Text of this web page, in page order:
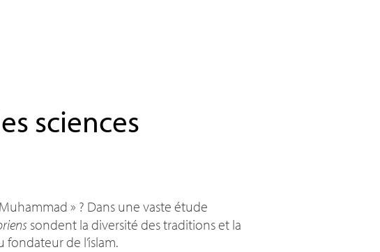
sciences
Muhammad » ? Dans une vaste étude
sondent la diversité des traditions et la
de l’islam.